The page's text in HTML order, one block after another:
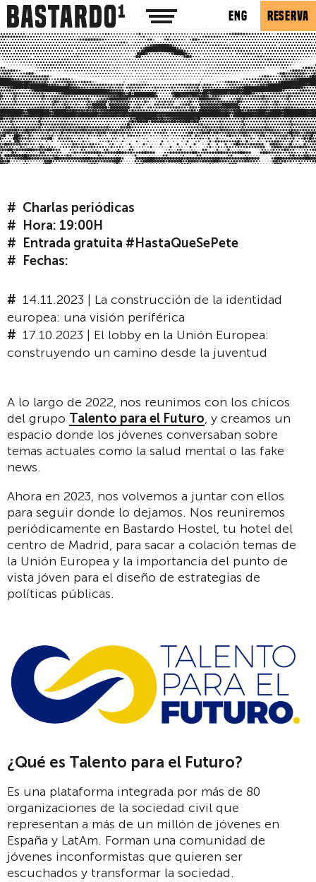
ENG RESERVA
Charlas periódicas
Hora: 19:00H
Entrada gratuita #HastaQueSePete
Fechas:
14.11.2023 | La construcción de la identidad
europea: una visión periférica
17.10.2023 | El lobby en la Unión Europea:
construyendo un camino desde la juventud
A lo largo de 2022, nos reunimos con los chicos
del grupo Talento para el Futuro, y creamos un
espacio donde los jóvenes conversaban sobre
temas actuales como la salud mental o las fake
news.
Ahora en 2023, nos volvemos a juntar con ellos
para seguir donde lo dejamos. Nos reuniremos
periódicamente en Bastardo Hostel, tu hotel del
centro de Madrid, para sacar a colación temas de
la Unión Europea y la importancia del punto de
vista jóven para el diseño de estrategias de
políticas públicas.
¿Qué es Talento para el Futuro?
Es una plataforma integrada por más de 80
organizaciones de la sociedad civil que
representan a más de un millón de jóvenes en
España y LatAm. Forman una comunidad de
jóvenes inconformistas que quieren ser
escuchados y transformar la sociedad.